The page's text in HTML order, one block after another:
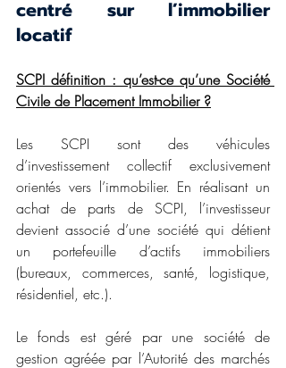
centré sur l’immobilier
locatif
SCPI définition : qu’est-ce qu’une Société
Civile de Placement Immobilier ?
Les SCPI sont des véhicules
d’investissement collectif exclusivement
orientés vers l’immobilier. En réalisant un
achat de parts de SCPI, l’investisseur
devient associé d’une société qui détient
un portefeuille d’actifs immobiliers
(bureaux, commerces, santé, logistique,
résidentiel, etc.).
Le fonds est géré par une société de
gestion agréée par l’Autorité des marchés